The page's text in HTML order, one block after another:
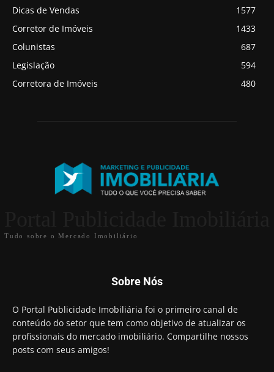
Dicas de Vendas
1577
Corretor de Imóveis
1433
Colunistas
687
Legislação
594
Corretora de Imóveis
480
Tudo sobre o Mercado Imobiliário
Sobre Nós
O Portal Publicidade Imobiliária foi o primeiro canal de
conteúdo do setor que tem como objetivo de atualizar os
profissionais do mercado imobiliário. Compartilhe nossos
posts com seus amigos!